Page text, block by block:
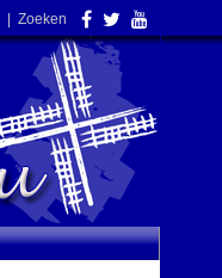
Zoeken